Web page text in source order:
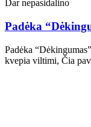
Dar nepasidalino
Padėka
Padėka
kvepia viltimi, Čia